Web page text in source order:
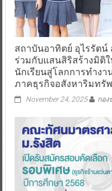
สถาบันอาทิตย์ อุไรรัต
ร่วมกับแสนสิริสร้างมิติ
นักเรียนสู่โลกการทำงา
ภาคธุรกิจอสังหาริมทรั
November 24, 2025 กอง